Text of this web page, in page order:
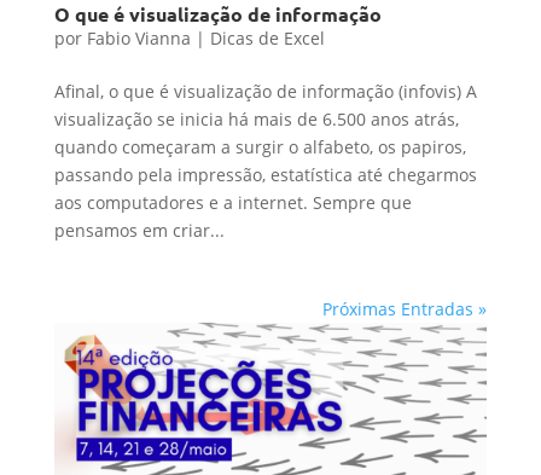
O que é visualização de informação
por Fabio Vianna | Dicas de Excel
Afinal, o que é visualização de informação (infovis) A
visualização se inicia há mais de 6.500 anos atrás,
quando começaram a surgir o alfabeto, os papiros,
passando pela impressão, estatística até chegarmos
aos computadores e a internet. Sempre que
pensamos em criar...
Próximas Entradas »